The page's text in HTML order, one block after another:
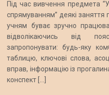
Під час вивчення предмета
спрямуванням” деякі заняття
учням буває зручно
відволікаючись від
запропонувати: будь-яку
таблицю, ключові слова,
вправ, інформацію із
конспект […]